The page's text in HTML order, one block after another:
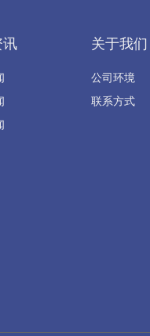
讯 关于我们
公司环境
联系方式